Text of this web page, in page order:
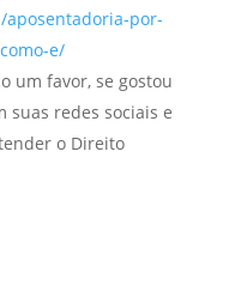
por-
e/
um favor, se gostou
suas redes sociais e
o Direito